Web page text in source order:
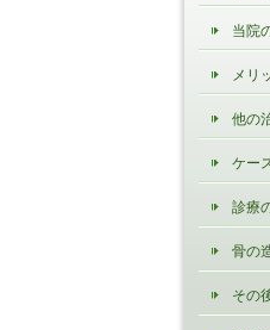
当院
メリ
他の
ケー
診療
骨の
その